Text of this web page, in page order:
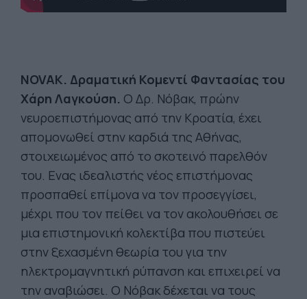
NOVAK. Δραματική Κομεντί Φαντασίας του
Χάρη Λαγκούση. Ο Δρ. Νόβακ, πρώην
νευροεπιστήμονας από την Κροατία, έχει
απομονωθεί στην καρδιά της Αθήνας,
στοιχειωμένος από το σκοτεινό παρελθόν
του. Ενας ιδεαλιστής νέος επιστήμονας
προσπαθεί επίμονα να τον προσεγγίσει,
μέχρι που τον πείθει να τον ακολουθήσει σε
μια επιστημονική κολεκτίβα που πιστεύει
στην ξεχασμένη θεωρία του για την
ηλεκτρομαγνητική ρύπανση και επιχειρεί να
την αναβιώσει. Ο Νόβακ δέχεται να τους